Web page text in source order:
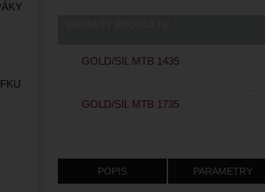
GOLD/SIL MTB 1435
GOLD/SIL MTB 1735
POPIS PARAMETRY